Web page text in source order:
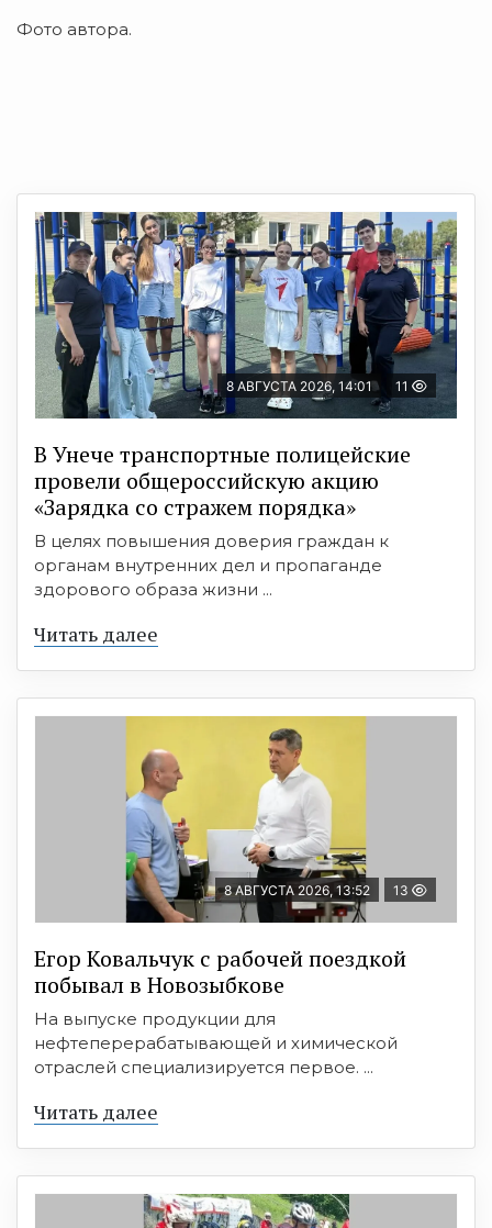
Фото автора.
8 АВГУСТА 2026, 14:01 11
В Унече транспортные полицейские
провели общероссийскую акцию
«Зарядка со стражем порядка»
В целях повышения доверия граждан к
органам внутренних дел и пропаганде
здорового образа жизни ...
Читать далее
8 АВГУСТА 2026, 13:52 13
Егор Ковальчук с рабочей поездкой
побывал в Новозыбкове
На выпуске продукции для
нефтеперерабатывающей и химической
отраслей специализируется первое. ...
Читать далее